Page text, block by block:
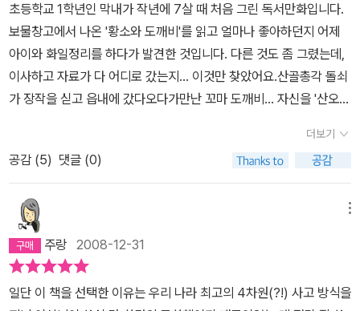
초등학교 1학년인 막내가 작년에 7살 때 처음 그린 독서만화입니다.
보물창고에서 나온 '황소와 도깨비'를 읽고 얼마나 좋아하던지 어제
아이와 화일정리를 하다가 발견한 것입니다. 다른 것도 좀 그렸는데,
이사하고 자료가 다 어디로 갔는지... 이것만 찾았어요.산골총각 돌쇠
가 장작을 싣고 읍내에 갔다오다가만난 꼬마 도깨비... 자신을 '산오뚜
개한테 붙들려 그만 꼬리를 물리고 말았다지 뭡니까? 순박하고 착한
돌쇠는 비록무서운 짐승일지라도 어려움에 처한 도깨비를보고 측은
한 마음이 생겨서 딱 두 달간만 상처가 나을 때까지 도깨비를 황소 뱃
속에서 살도록 허락해준답니다.아무나 쉽게 내릴 수 있는 결정이 아
니였지요.(물론 도깨비가돌쇠에게 그렇게만 해준다면 돌쇠가 가진 황
소의 기운을 열배나 세게 해준다는 약속을 했지만요.)하지만 두 달이
지나고 그동안 너무 살이 찐 도깨비는 황소 모가지가 좁아서 빠져나
올 수가 없었지요. 어떻게 도깨비가 빠져나올 수 있었까? 하는 문제
더보기
공감 (5) 댓글 (0)
주랑 2008-12-31
일단 이 책을 선택한 이유는 우리 나라 최고의 4차원(?!) 사고 방식을